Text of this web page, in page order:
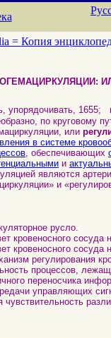
= Копия
упорядочивать, 1655;
по круговому
или
в системе
, обеспечивающих
и
являются
и
русло.
кровеносного
кровеносного
регулирования
процессов,
переносчика
управляющих
чувствительность